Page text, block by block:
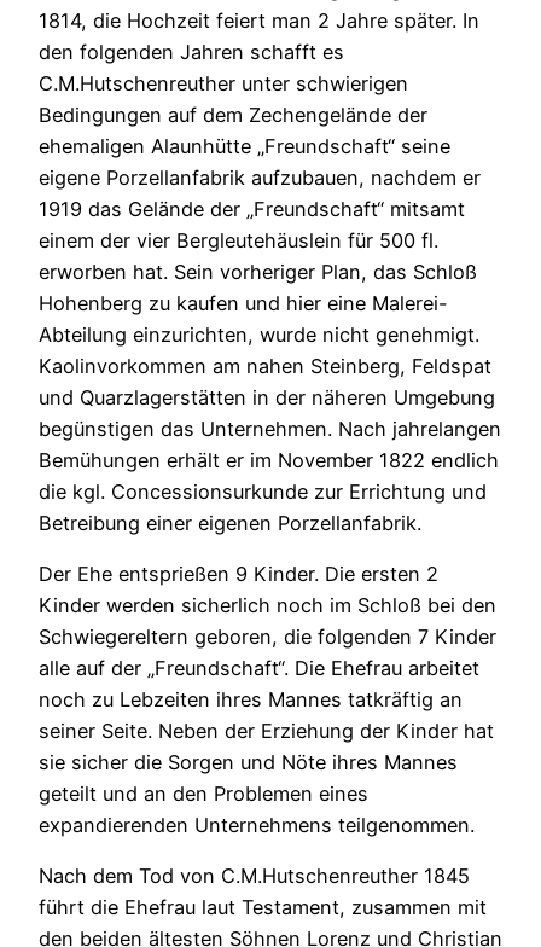
1814, die Hochzeit feiert man 2 Jahre später. In
den folgenden Jahren schafft es
C.M.Hutschenreuther unter schwierigen
Bedingungen auf dem Zechengelände der
ehemaligen Alaunhütte „Freundschaft“ seine
eigene Porzellanfabrik aufzubauen, nachdem er
1919 das Gelände der „Freundschaft“ mitsamt
einem der vier Bergleutehäuslein für 500 fl.
erworben hat. Sein vorheriger Plan, das Schloß
Hohenberg zu kaufen und hier eine Malerei-
Abteilung einzurichten, wurde nicht genehmigt.
Kaolinvorkommen am nahen Steinberg, Feldspat
und Quarzlagerstätten in der näheren Umgebung
begünstigen das Unternehmen. Nach jahrelangen
Bemühungen erhält er im November 1822 endlich
die kgl. Concessionsurkunde zur Errichtung und
Betreibung einer eigenen Porzellanfabrik.
Der Ehe entsprießen 9 Kinder. Die ersten 2
Kinder werden sicherlich noch im Schloß bei den
Schwiegereltern geboren, die folgenden 7 Kinder
alle auf der „Freundschaft“. Die Ehefrau arbeitet
noch zu Lebzeiten ihres Mannes tatkräftig an
seiner Seite. Neben der Erziehung der Kinder hat
sie sicher die Sorgen und Nöte ihres Mannes
geteilt und an den Problemen eines
expandierenden Unternehmens teilgenommen.
Nach dem Tod von C.M.Hutschenreuther 1845
führt die Ehefrau laut Testament, zusammen mit
den beiden ältesten Söhnen Lorenz und Christian